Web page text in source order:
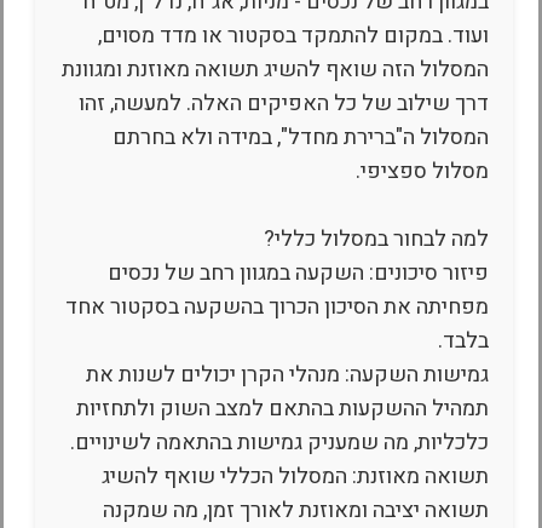
ועוד. במקום להתמקד בסקטור או מדד מסוים,
המסלול הזה שואף להשיג תשואה מאוזנת ומגוונת
דרך שילוב של כל האפיקים האלה. למעשה, זהו
המסלול ה"ברירת מחדל", במידה ולא בחרתם
מסלול ספציפי.
למה לבחור במסלול כללי?
פיזור סיכונים: השקעה במגוון רחב של נכסים
מפחיתה את הסיכון הכרוך בהשקעה בסקטור אחד
בלבד.
גמישות השקעה: מנהלי הקרן יכולים לשנות את
תמהיל ההשקעות בהתאם למצב השוק ולתחזיות
כלכליות, מה שמעניק גמישות בהתאמה לשינויים.
תשואה מאוזנת: המסלול הכללי שואף להשיג
תשואה יציבה ומאוזנת לאורך זמן, מה שמקנה